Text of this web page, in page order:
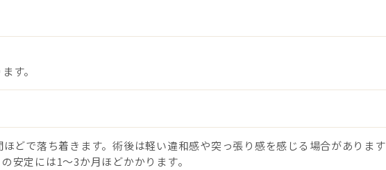
す。
どで落ち着きます。術後は軽い違和感や突っ張り感を感じる場合があります
安定には1〜3か月ほどかかります。